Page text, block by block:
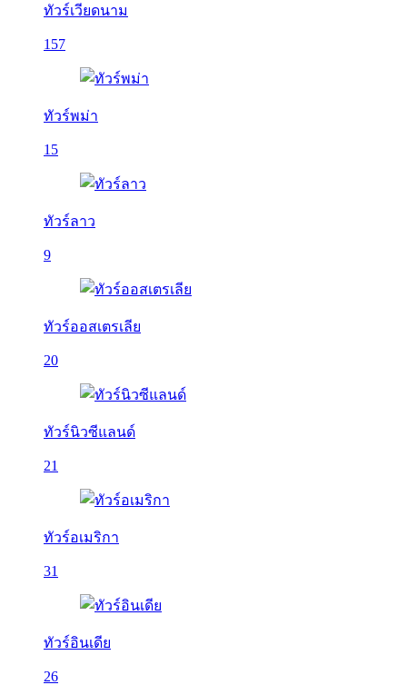
ทัวร์เวียดนาม
157
ทัวร์พม่า
15
ทัวร์ลาว
9
ทัวร์ออสเตรเลีย
20
ทัวร์นิวซีแลนด์
21
ทัวร์อเมริกา
31
ทัวร์อินเดีย
26